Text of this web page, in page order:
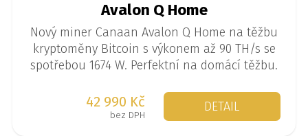
Avalon Q Home
Nový miner Canaan Avalon Q Home na těžbu
kryptoměny Bitcoin s výkonem až 90 TH/s se
spotřebou 1674 W. Perfektní na domácí těžbu.
42 990 Kč
bez DPH
DETAIL